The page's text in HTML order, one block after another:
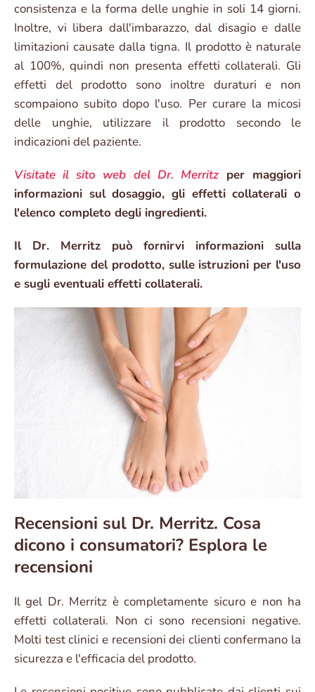
consistenza e la forma delle unghie in soli 14 giorni.
Inoltre, vi libera dall'imbarazzo, dal disagio e dalle
limitazioni causate dalla tigna. Il prodotto è naturale
al 100%, quindi non presenta effetti collaterali. Gli
effetti del prodotto sono inoltre duraturi e non
scompaiono subito dopo l'uso. Per curare la micosi
delle unghie, utilizzare il prodotto secondo le
indicazioni del paziente.
Visitate il sito web del Dr. Merritzper maggiori
informazioni sul dosaggio, gli effetti collaterali o
l'elenco completo degli ingredienti.
Il Dr. Merritz può fornirvi informazioni sulla
formulazione del prodotto, sulle istruzioni per l'uso
e sugli eventuali effetti collaterali.
Recensioni sul Dr. Merritz. Cosa
dicono i consumatori? Esplora le
recensioni
Il gel Dr. Merritz è completamente sicuro e non ha
effetti collaterali. Non ci sono recensioni negative.
Molti test clinici e recensioni dei clienti confermano la
sicurezza e l'efficacia del prodotto.